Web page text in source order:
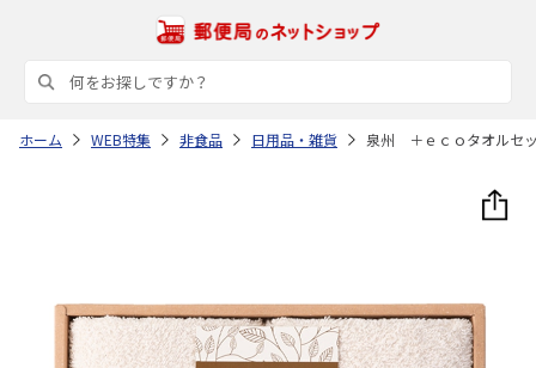
ホーム WEB特集 非食品 日用品・雑貨 泉州 ＋ｅｃｏタオルセ